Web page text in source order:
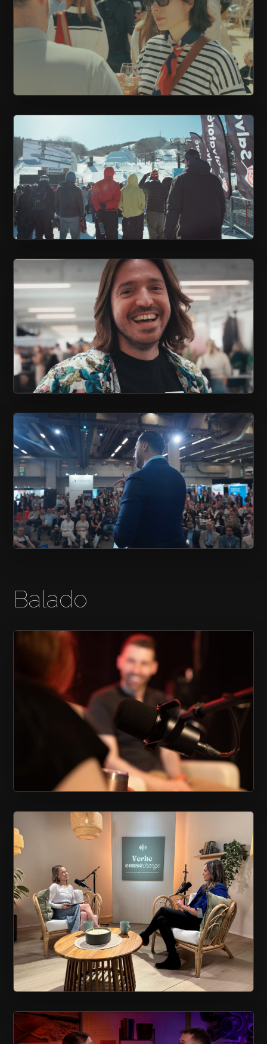
UNE CROISIÈRE AVEC LES AFFAIRES
COUVERTURE ÉVÉNEMENTIELLE
SALON EXPÉRIENCE
Balado
TOURNAGE D’UN BALADO
VÉRITÉ CONSÉCHANGE